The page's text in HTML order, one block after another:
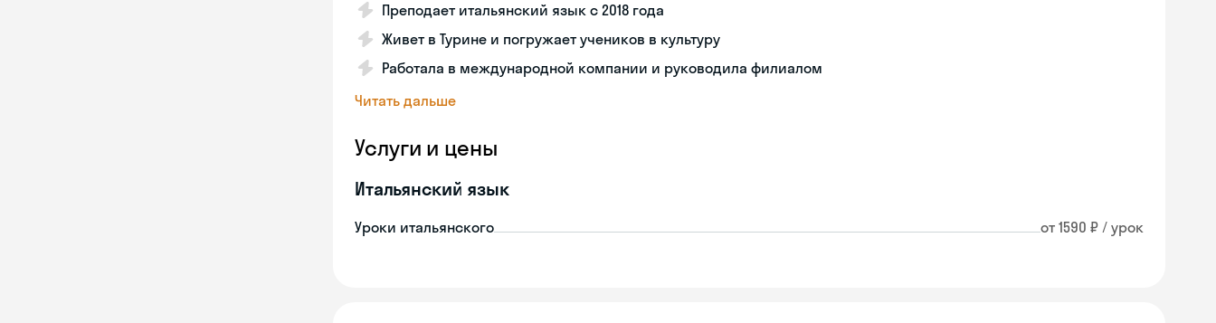
Преподает итальянский язык с 2018 года
Живет в Турине и погружает учеников в культуру
Работала в международной компании и руководила филиалом
Читать дальше
Услуги и цены
Итальянский язык
Уроки итальянского от 1590 ₽ / урок